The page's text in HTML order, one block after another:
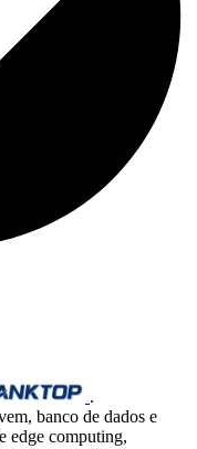
.
banco de dados e
edge computing,